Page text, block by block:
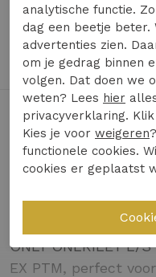
Gratis verzending
14 dagen bedenktijd
Achteraf Betalen met
Toon alles vanOnly
Naar allejurken
Ontdek de stijlvolle
ONLY ONLRILEY L/
EX PTM, perfect
analytische functie.
dag een beetje beter.
advertenties zien.
om je gedrag binnen
volgen. Dat doen we
weten? Lees hier
privacyverklaring.
Kies je voor weigeren
functionele cookies.
cookies er geplaatst